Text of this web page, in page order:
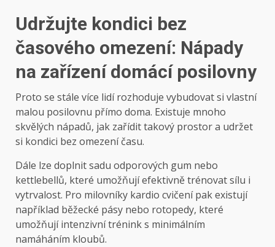
Udržujte kondici bez
časového omezení: Nápady
na zařízení domácí posilovny
Proto se stále více lidí rozhoduje vybudovat si vlastní
malou posilovnu přímo doma. Existuje mnoho
skvělých nápadů, jak zařídit takový prostor a udržet
si kondici bez omezení času.
Dále lze doplnit sadu odporových gum nebo
kettlebellů, které umožňují efektivně trénovat sílu i
vytrvalost. Pro milovníky kardio cvičení pak existují
například běžecké pásy nebo rotopedy, které
umožňují intenzivní trénink s minimálním
namáháním kloubů.